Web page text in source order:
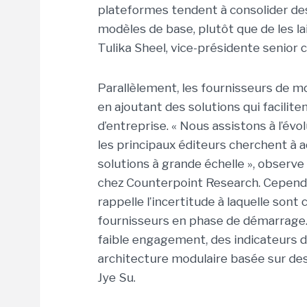
plateformes tendent à consolider
modèles de base, plutôt que de les
Tulika Sheel, vice-présidente senior
Parallèlement, les fournisseurs de
en ajoutant des solutions qui
d’entreprise. « Nous assistons à
les principaux éditeurs cherchent à
solutions à grande échelle »,
chez Counterpoint Research.
rappelle l’incertitude à laquelle
fournisseurs en phase de
faible engagement, des indicateurs
architecture modulaire basée sur
Jye Su.